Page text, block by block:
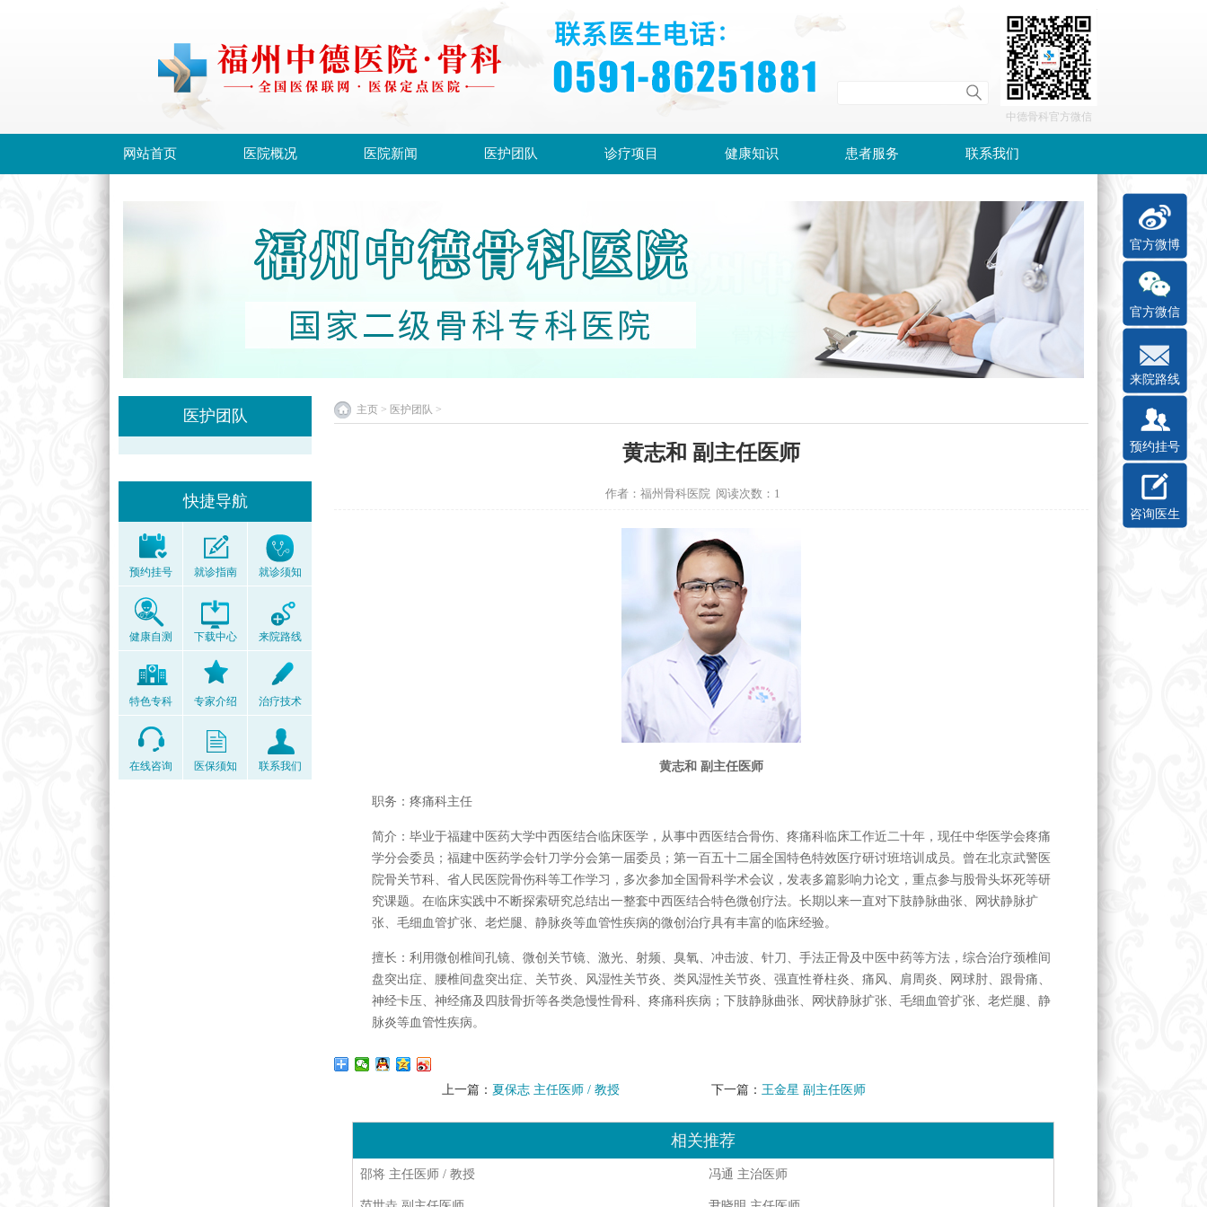
中德骨科官方微信
网站首页 医院概况 医院新闻 医护团队 诊疗项目 健康知识 患者服务 联系我们
医护团队
快捷导航
预约挂号 就诊指南 就诊须知
健康自测 下载中心 来院路线
特色专科 专家介绍 治疗技术
在线咨询 医保须知 联系我们
主页 > 医护团队 >
黄志和 副主任医师
作者：福州骨科医院 阅读次数：1
黄志和 副主任医师
职务：疼痛科主任
简介：毕业于福建中医药大学中西医结合临床医学，从事中西医结合骨伤、疼痛科临床工作近二十年，现任中华医学会疼痛
学分会委员；福建中医药学会针刀学分会第一届委员；第一百五十二届全国特色特效医疗研讨班培训成员。曾在北京武警医
院骨关节科、省人民医院骨伤科等工作学习，多次参加全国骨科学术会议，发表多篇影响力论文，重点参与股骨头坏死等研
究课题。在临床实践中不断探索研究总结出一整套中西医结合特色微创疗法。长期以来一直对下肢静脉曲张、网状静脉扩
张、毛细血管扩张、老烂腿、静脉炎等血管性疾病的微创治疗具有丰富的临床经验。
擅长：利用微创椎间孔镜、微创关节镜、激光、射频、臭氧、冲击波、针刀、手法正骨及中医中药等方法，综合治疗颈椎间
盘突出症、腰椎间盘突出症、关节炎、风湿性关节炎、类风湿性关节炎、强直性脊柱炎、痛风、肩周炎、网球肘、跟骨痛、
神经卡压、神经痛及四肢骨折等各类急慢性骨科、疼痛科疾病；下肢静脉曲张、网状静脉扩张、毛细血管扩张、老烂腿、静
脉炎等血管性疾病。
上一篇： 夏保志 主任医师 / 教授 下一篇： 王金星 副主任医师
相关推荐
邵将 主任医师 / 教授 冯通 主治医师
官方微博
官方微信
来院路线
预约挂号
咨询医生